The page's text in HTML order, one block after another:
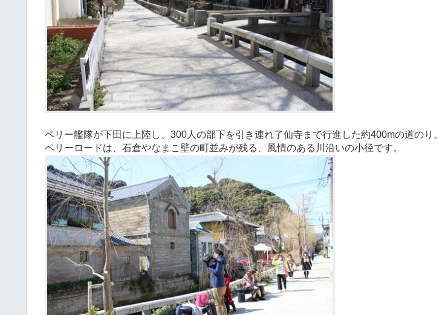
ペリー艦隊が下田に上陸し、300人の部下を引き連れ了仙寺まで行進した約400mの道のり。
ペリーロードは、石倉やなまこ壁の町並みが残る、風情のある川沿いの小径です。